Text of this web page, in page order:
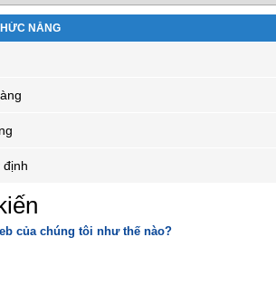
NĂNG
định
của chúng tôi như thế nào?